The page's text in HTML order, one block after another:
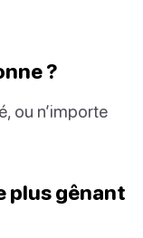
?
ou n’importe
plus gênant